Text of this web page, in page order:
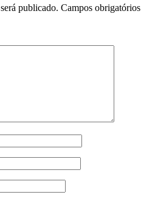
publicado. Campos obrigatórios